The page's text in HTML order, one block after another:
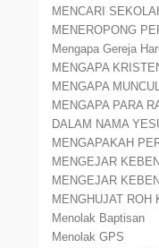
MENCARI
MENEROPONG
Mengapa Gereja
MENGAPA
MENGAPA
MENGAPA PARA
DALAM NAMA
MENGAPAKAH
MENGEJAR
MENGEJAR
MENGHUJAT ROH
Menolak Baptisan
Menolak GPS